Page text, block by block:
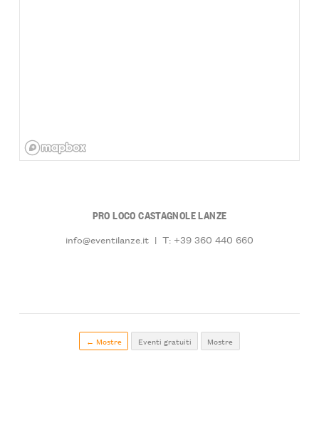
PRO LOCO CASTAGNOLE LANZE
info@eventilanze.it | T: +39 360 440 660
← Mostre Eventi gratuiti Mostre